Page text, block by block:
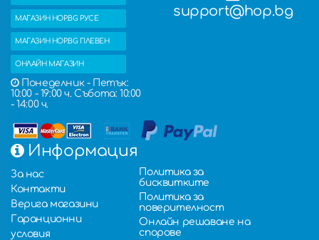
МАГАЗИН HOP.BG РУСЕ
МАГАЗИН HOP.BG ПЛЕВЕН
ОНЛАЙН МАГАЗИН
Понеделник - Петък:
10:00 - 19:00 ч. Събота: 10:00
- 14:00 ч.
support@hop.bg
Информация
За нас
Контакти
Верига магазини
Гаранционни
условия
Политика за
бисквитките
Политика за
поверителност
Онлайн решаване на
спорове